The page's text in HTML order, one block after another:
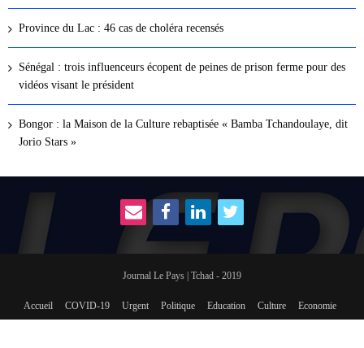
Province du Lac : 46 cas de choléra recensés
Sénégal : trois influenceurs écopent de peines de prison ferme pour des
vidéos visant le président
Bongor : la Maison de la Culture rebaptisée « Bamba Tchandoulaye, dit
Jorio Stars »
Journal Le Pays | Tchad - 2019
Accueil COVID-19 Urgent Politique Education Culture Economie